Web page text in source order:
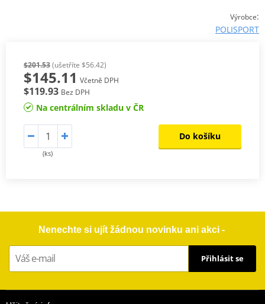
Výrobce:
POLISPORT
$201.53(ušetříte $56.42)
$145.11 Včetně DPH
$119.93 Bez DPH
Na centrálním skladu v ČR
(ks)
Do košíku
Nenechte si ujít žádnou novinku ani akci -
Přihlásit se